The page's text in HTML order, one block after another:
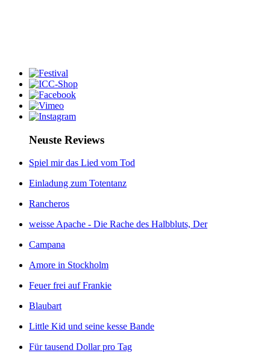
Neuste Reviews
Spiel mir das Lied vom Tod
Einladung zum Totentanz
Rancheros
weisse Apache - Die Rache des Halbbluts, Der
Campana
Amore in Stockholm
Feuer frei auf Frankie
Blaubart
Little Kid und seine kesse Bande
Für tausend Dollar pro Tag